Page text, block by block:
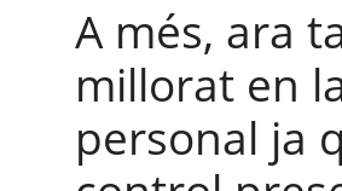
A més, ara
millorat en
personal ja